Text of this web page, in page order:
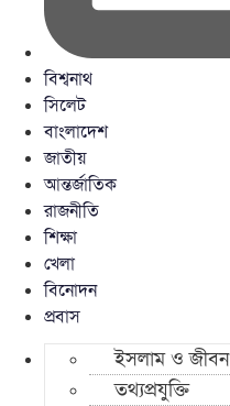
বিশ্বনাথ
সিলেট
বাংলাদেশ
জাতীয়
আন্তর্জাতিক
রাজনীতি
শিক্ষা
খেলা
বিনোদন
প্রবাস
ইসলাম ও জীবন
তথ্যপ্রযুক্তি